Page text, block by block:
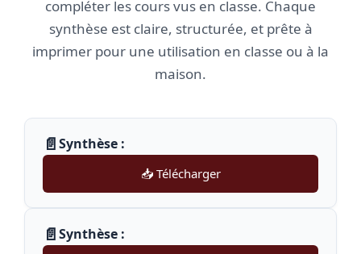
compléter les cours vus en classe. Chaque
synthèse est claire, structurée, et prête à
imprimer pour une utilisation en classe ou à la
maison.
📄Synthèse :
📥 Télécharger
📄Synthèse :